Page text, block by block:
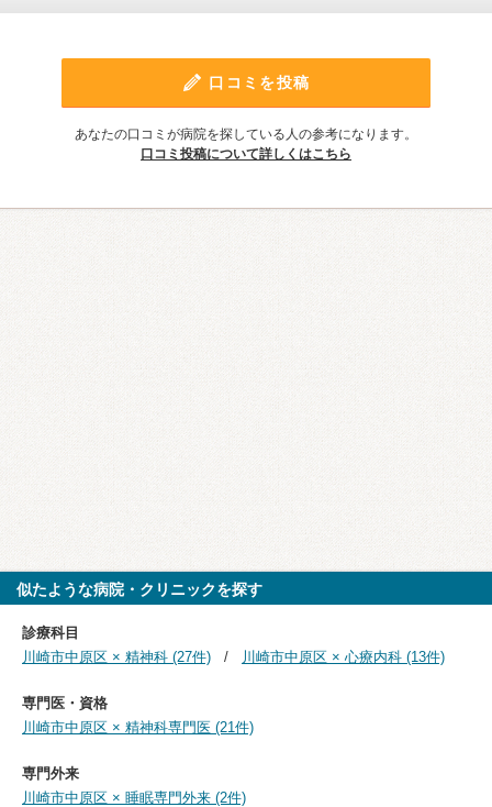
口コミを投稿
あなたの口コミが病院を探している人の参考になります。
口コミ投稿について詳しくはこちら
似たような病院・クリニックを探す
診療科目
川崎市中原区 × 精神科 (27件)
川崎市中原区 × 心療内科 (13件)
専門医・資格
川崎市中原区 × 精神科専門医 (21件)
専門外来
川崎市中原区 × 睡眠専門外来 (2件)